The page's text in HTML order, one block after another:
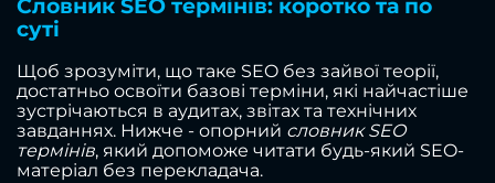
Словник SEO термінів: коротко та по
суті
Щоб зрозуміти, що таке SEO без зайвої теорії,
достатньо освоїти базові терміни, які найчастіше
зустрічаються в аудитах, звітах та технічних
завданнях. Нижче - опорний словник SEO
термінів, який допоможе читати будь-який SEO-
матеріал без перекладача.